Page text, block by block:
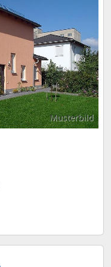
Musterbild